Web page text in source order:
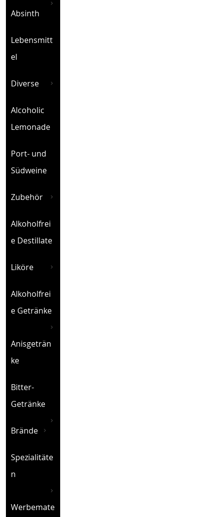
Absinth
Lebensmitt
el
Diverse
Alcoholic
Lemonade
Port- und
Südweine
Zubehör
Alkoholfrei
e Destillate
Liköre
Alkoholfrei
e Getränke
Anisgeträn
ke
Bitter-
Getränke
Brände
Spezialitäte
n
Werbemate